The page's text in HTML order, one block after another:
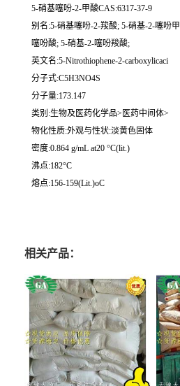
5-硝基噻吩-2-甲酸CAS:6317-37-9
别名:5-硝基噻吩-2-羧酸; 5-硝基-2-噻吩
噻吩酸; 5-硝基-2-噻吩羧酸;
英文名:5-Nitrothiophene-2-carboxylicaci
分子式:C5H3NO4S
分子量:173.147
类别:生物及医药化学品>医药中间体>
物化性质:外观与性状:淡黄色固体
密度:0.864 g/mL at20 °C(lit.)
沸点:182°C
熔点:156-159(Lit.)oC
相关产品：